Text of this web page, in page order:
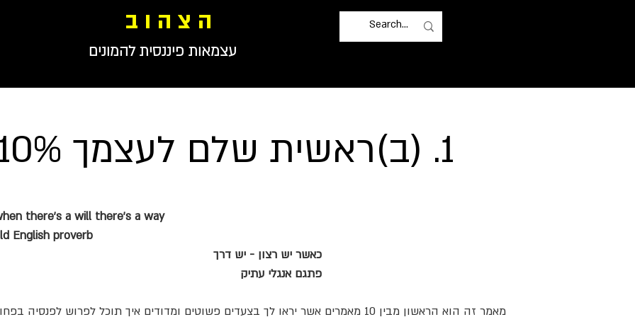
ה צ ה ו ב
עצמאות פיננסית להמונים
1. (ב)ראשית שלם לעצמך 10% ומעלה
there's a will there's a way
English proverb
כאשר יש רצון - יש דרך
פתגם אנגלי עתיק
מאמר זה הוא הראשון מבין 10 מאמרים אשר יראו לך בצעדים פשוטים ומדודים איך תוכל לפרוש לפנסיה בפחות מ20 שנה.